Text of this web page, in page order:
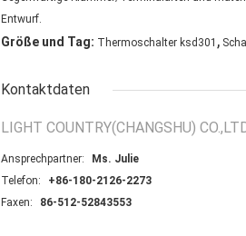
Entwurf.
Größe und Tag: Thermoschalter ksd301 ,
Kontaktdaten
LIGHT COUNTRY(CHANGSHU)
Ansprechpartner:
Ms. Julie
Telefon:
+86-180-2126-2273
Faxen:
86-512-52843553